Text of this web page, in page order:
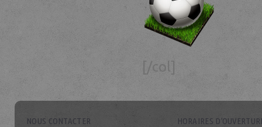
[/col]
NOUS CONTACTER HORAIRES